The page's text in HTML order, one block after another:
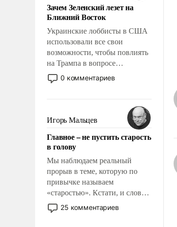
идеей.
Зачем Зеленский лезет на
Ближний Восток
Украинские лоббисты в США
использовали все свои
возможности, чтобы повлиять
на Трампа в вопросе
предоставления вооружений
своим нанимателям. Вероятно,
консультирует Киев, пришла в
голову мысль: хорошо бы
продемонстрировать, что
Украина вступила в
вооруженное противостояние
с Ираном.
0 комментариев
Игорь Мальцев
Главное – не пустить старость
в голову
Мы наблюдаем реальный
прорыв в теме, которую по
привычке называем
«старостью». Кстати, и слово-
то это уже стараются не
использовать – так же, как
25 комментариев